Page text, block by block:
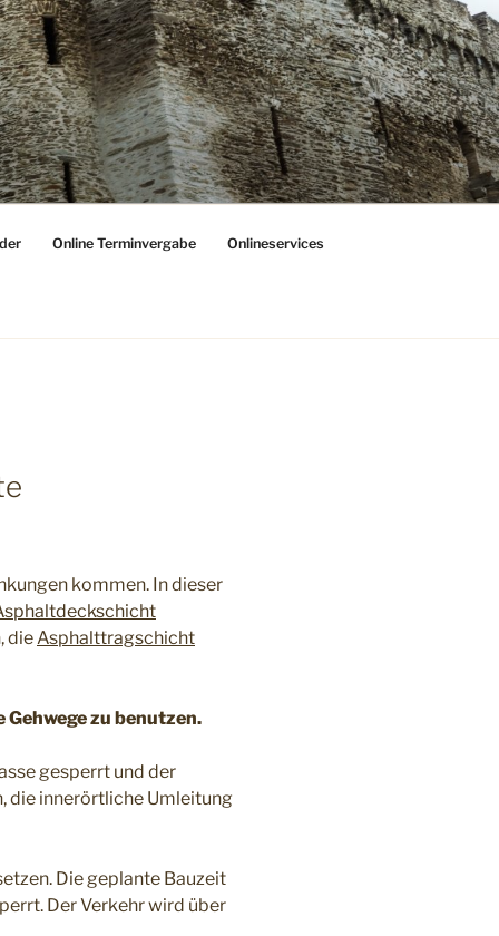
Online Terminvergabe Onlineservices
kommen. In dieser
dieAsphalttragschicht
zu benutzen.
gesperrt und der
die innerörtliche Umleitung
Die geplante Bauzeit
Der Verkehr wird über